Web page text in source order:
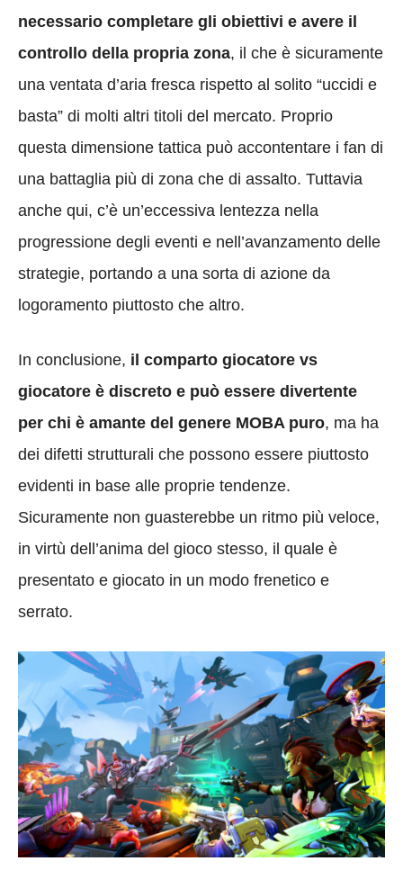
necessario completare gli obiettivi e avere il
controllo della propria zona, il che è sicuramente
una ventata d’aria fresca rispetto al solito “uccidi e
basta” di molti altri titoli del mercato. Proprio
questa dimensione tattica può accontentare i fan di
una battaglia più di zona che di assalto. Tuttavia
anche qui, c’è un’eccessiva lentezza nella
progressione degli eventi e nell’avanzamento delle
strategie, portando a una sorta di azione da
logoramento piuttosto che altro.
In conclusione, il comparto giocatore vs
giocatore è discreto e può essere divertente
per chi è amante del genere MOBA puro, ma ha
dei difetti strutturali che possono essere piuttosto
evidenti in base alle proprie tendenze.
Sicuramente non guasterebbe un ritmo più veloce,
in virtù dell’anima del gioco stesso, il quale è
presentato e giocato in un modo frenetico e
serrato.